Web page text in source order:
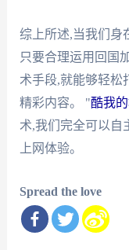
综上所述,当我们身
只要合理运用回国
术手段,就能够轻松
精彩内容。 "酷我
术,我们完全可以自
上网体验。
Spread the love